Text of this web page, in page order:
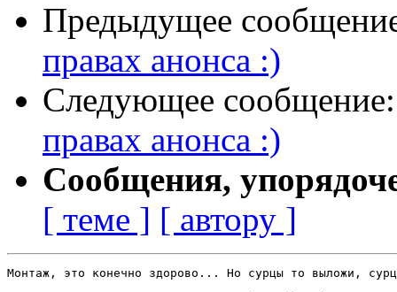
Предыдущее
правах анонса :)
Следующее
правах анонса :)
Сообщения,
[ теме ] [ автору ]
Монтаж, это конечно здорово... Но сурцы то выложи,